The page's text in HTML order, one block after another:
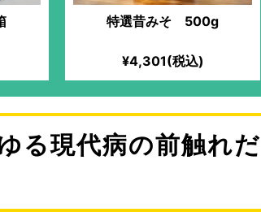
特選昔みそ 500g
¥4,301(税込)
る現代病の前触れだ